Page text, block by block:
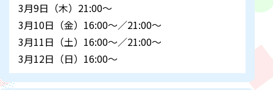
3月9日（木）21:00～
3月10日（金）16:00～／21:00～
3月11日（土）16:00～／21:00～
3月12日（日）16:00～